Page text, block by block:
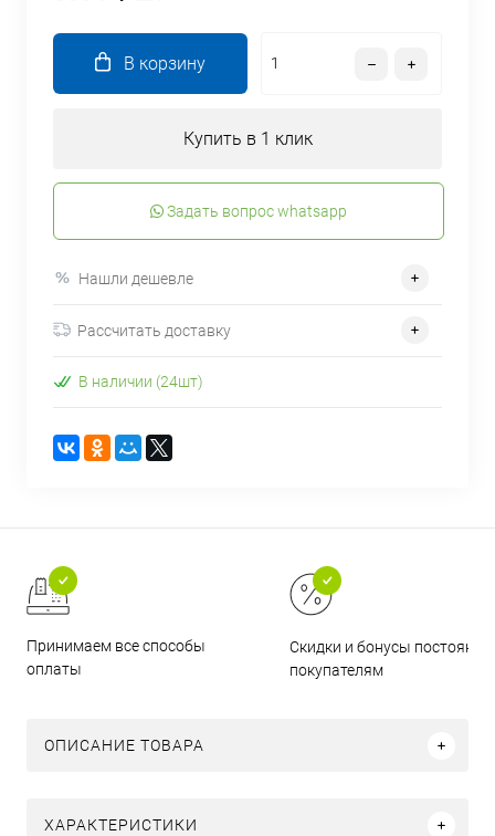
В корзину
Купить в 1 клик
Задать вопрос whatsapp
Нашли дешевле
Рассчитать доставку
В наличии (24шт)
Принимаем все способы
оплаты
Скидки и бонусы
покупателям
ОПИСАНИЕ ТОВАРА
ХАРАКТЕРИСТИКИ